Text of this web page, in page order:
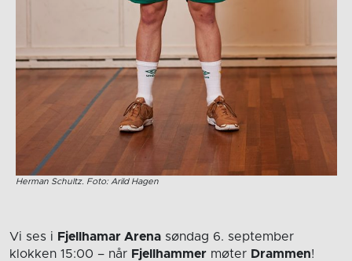
Herman Schultz. Foto: Arild Hagen
Vi ses i Fjellhamar Arena søndag 6. september
klokken 15:00 – når Fjellhammer møter Drammen!